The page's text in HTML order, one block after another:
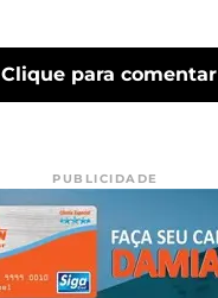
Clique para comentar
PUBLICIDADE